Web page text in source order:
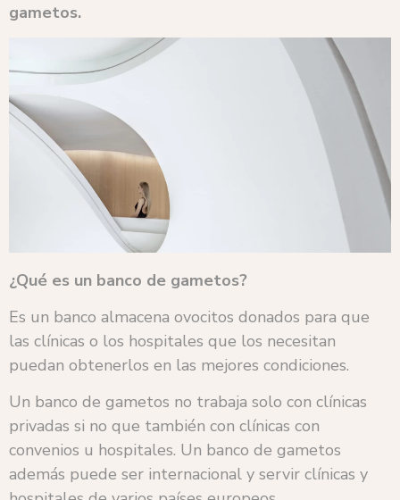
gametos.
¿Qué es un banco de gametos?
Es un banco almacena ovocitos donados para que
las clínicas o los hospitales que los necesitan
puedan obtenerlos en las mejores condiciones.
Un banco de gametos no trabaja solo con clínicas
privadas si no que también con clínicas con
convenios u hospitales. Un banco de gametos
además puede ser internacional y servir clínicas y